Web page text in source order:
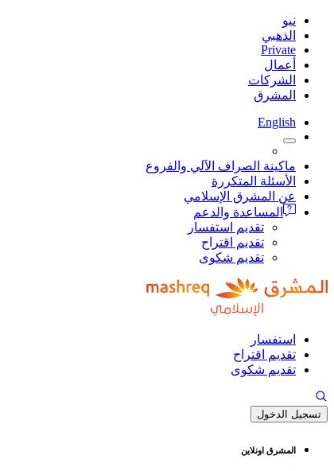
نيو
الذهبي
Private
أعمال
الشركات
المشرق
English
ماكينة الصراف الآلي والفروع
الأسئلة المتكررة
عن المشرق الإسلامي
المساعدة والدعم
تقديم استفسار
تقديم اقتراح
تقديم شكوى
استفسار
تقديم اقتراح
تقديم شكوى
تسجيل الدخول
المشرق اونلاين